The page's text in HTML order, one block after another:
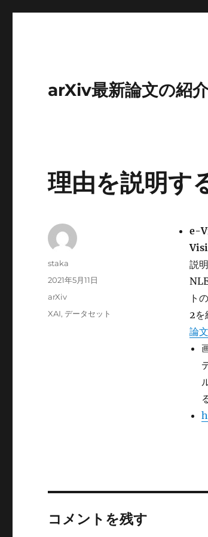
arXiv最新論文の紹
理由を説明す
e-
説
ト
2を
論文
投
staka
投
2021年5月11日
カ
arXiv
タ
XAI,データセット
コメントを残す